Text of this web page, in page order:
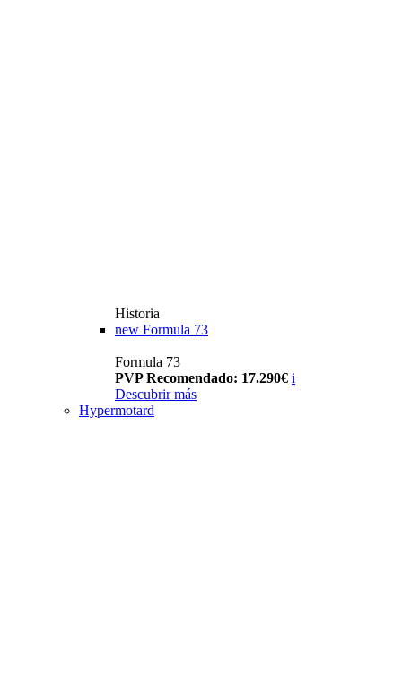
Historia
new Formula 73
Formula 73
PVP Recomendado: 17.290€ i
Descubrir más
Hypermotard